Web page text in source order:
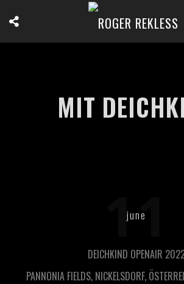
MIT
11
june
DEICHKIND OPENAIR
PANNONIA FIELDS, NICKELSDORF,